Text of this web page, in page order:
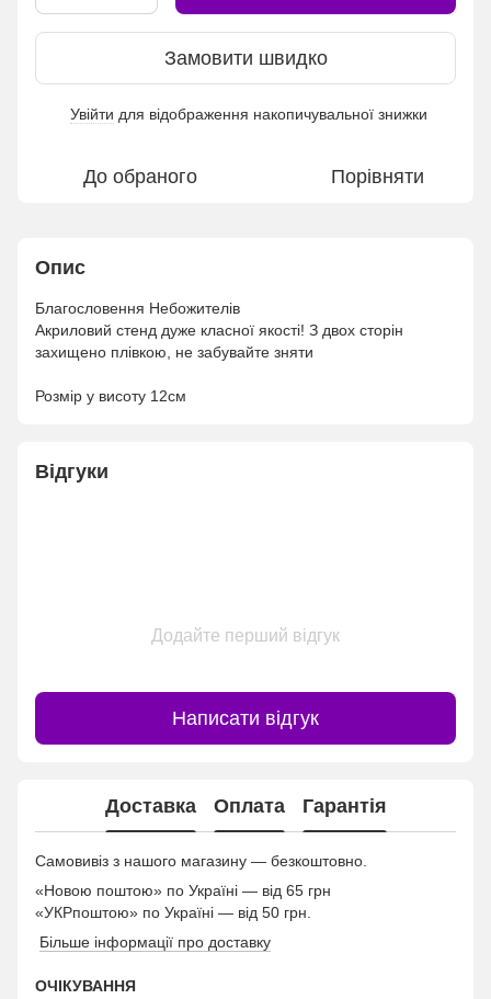
Замовити швидко
Увійти для відображення накопичувальної знижки
До обраного Порівняти
Опис
Благословення Небожителів
Акриловий стенд дуже класної якості! З двох сторін
захищено плівкою, не забувайте зняти
Розмір у висоту 12см
Відгуки
Додайте перший відгук
Написати відгук
Доставка Оплата Гарантія
Самовивіз з нашого магазину — безкоштовно.
«Новою поштою» по Україні — від 65 грн
«УКРпоштою» по Україні — від 50 грн.
Більше інформації про доставку
ОЧІКУВАННЯ